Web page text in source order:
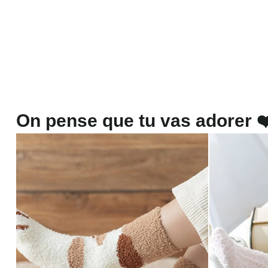
On pense que tu vas adorer